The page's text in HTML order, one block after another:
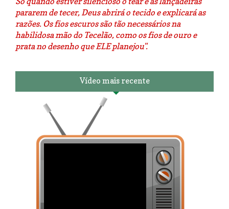
pararem de tecer, Deus abrirá o tecido e explicará as
razões. Os fios escuros são tão necessários na
habilidosa mão do Tecelão, como os fios de ouro e
prata no desenho que ELE planejou".
Vídeo mais recente